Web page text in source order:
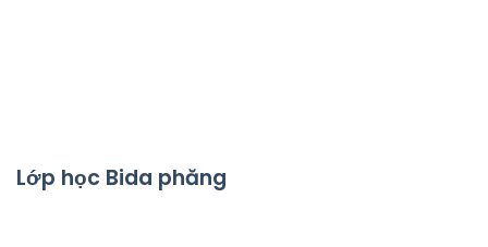
Lớp học Bida phăng